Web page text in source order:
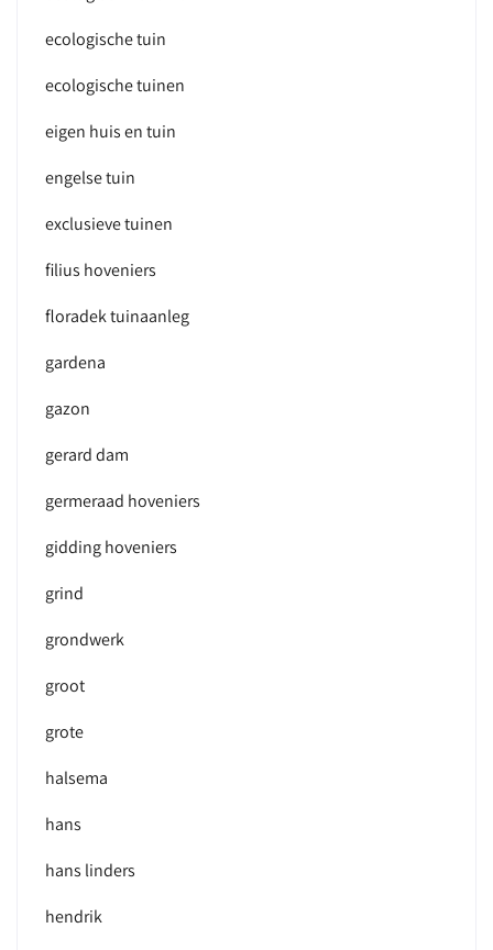
ecologische tuin
ecologische tuinen
eigen huis en tuin
engelse tuin
exclusieve tuinen
filius hoveniers
floradek tuinaanleg
gardena
gazon
gerard dam
germeraad hoveniers
gidding hoveniers
grind
grondwerk
groot
grote
halsema
hans
hans linders
hendrik